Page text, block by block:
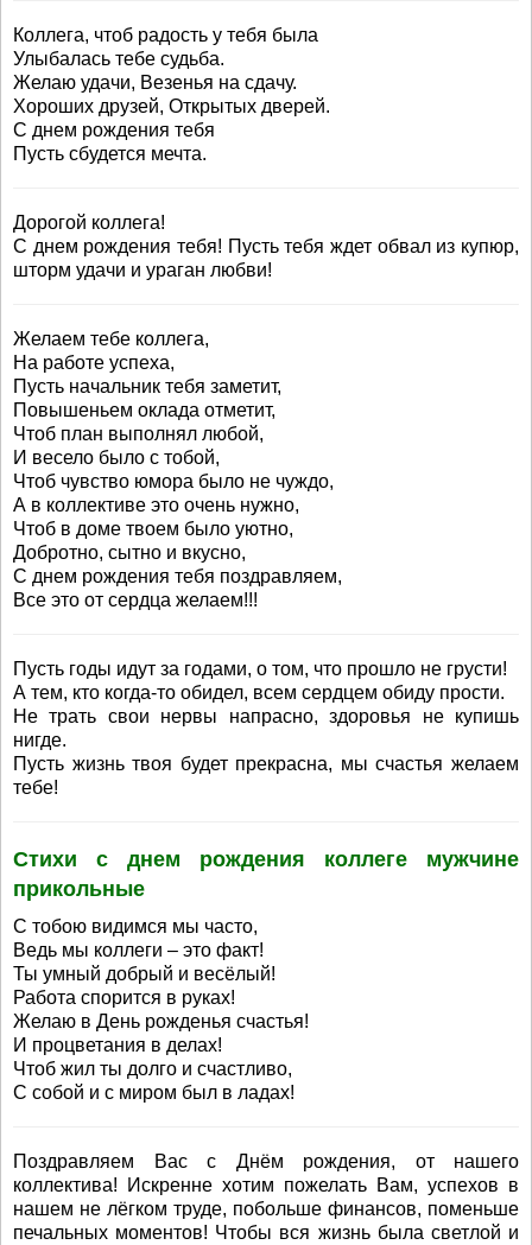
Коллега, чтоб радость у тебя была
Улыбалась тебе судьба.
Желаю удачи, Везенья на сдачу.
Хороших друзей, Открытых дверей.
С днем рождения тебя
Пусть сбудется мечта.
Дорогой коллега!
С днем рождения тебя! Пусть тебя ждет обвал из купюр,
шторм удачи и ураган любви!
Желаем тебе коллега,
На работе успеха,
Пусть начальник тебя заметит,
Повышеньем оклада отметит,
Чтоб план выполнял любой,
И весело было с тобой,
Чтоб чувство юмора было не чуждо,
А в коллективе это очень нужно,
Чтоб в доме твоем было уютно,
Добротно, сытно и вкусно,
С днем рождения тебя поздравляем,
Все это от сердца желаем!!!
Пусть годы идут за годами, о том, что прошло не грусти!
А тем, кто когда-то обидел, всем сердцем обиду прости.
Не трать свои нервы напрасно, здоровья не купишь
нигде.
Пусть жизнь твоя будет прекрасна, мы счастья желаем
тебе!
Стихи с днем рождения коллеге мужчине
прикольные
С тобою видимся мы часто,
Ведь мы коллеги – это факт!
Ты умный добрый и весёлый!
Работа спорится в руках!
Желаю в День рожденья счастья!
И процветания в делах!
Чтоб жил ты долго и счастливо,
С собой и с миром был в ладах!
Поздравляем Вас с Днём рождения, от нашего
коллектива! Искренне хотим пожелать Вам, успехов в
нашем не лёгком труде, побольше финансов, поменьше
печальных моментов! Чтобы вся жизнь была светлой и